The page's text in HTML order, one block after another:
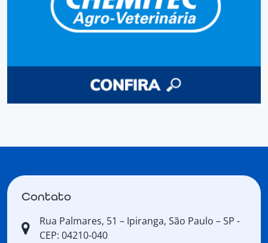
Contato
Rua Palmares, 51 – Ipiranga, São Paulo – SP -
CEP: 04210-040